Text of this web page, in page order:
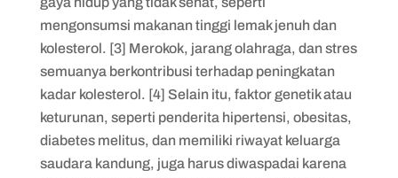
mengonsumsi makanan tinggi lemak jenuh dan
kolesterol. [3] Merokok, jarang olahraga, dan stres
semuanya berkontribusi terhadap peningkatan
kadar kolesterol. [4] Selain itu, faktor genetik atau
keturunan, seperti penderita hipertensi, obesitas,
diabetes melitus, dan memiliki riwayat keluarga
saudara kandung, juga harus diwaspadai karena